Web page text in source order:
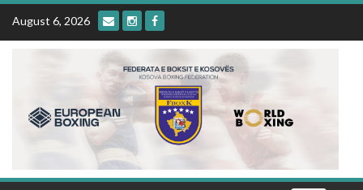
Skip
content
August 6, 2026